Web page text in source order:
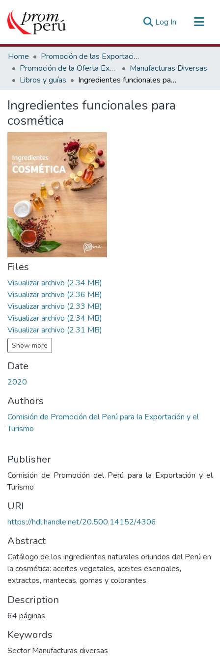
Log In (current)
Communities & Collections
All of DSpace
Statistics
Home
Promoción de las Exportaciones
Promoción de la Oferta Exportable
Manufacturas Diversas
Libros y guías
Ingredientes funcionales para cosmética
Ingredientes funcionales para
cosmética
Files
Visualizar archivo (2.34 MB)
Visualizar archivo (2.36 MB)
Visualizar archivo (2.33 MB)
Visualizar archivo (2.34 MB)
Visualizar archivo (2.31 MB)
Show more
Date
2020
Authors
Comisión de Promoción del Perú para la Exportación y el
Turismo
Publisher
Comisión de Promoción del Perú para la Exportación y el
Turismo
URI
https://hdl.handle.net/20.500.14152/4306
Abstract
Catálogo de los ingredientes naturales oriundos del Perú en
la cosmética: aceites vegetales, aceites esenciales,
extractos, mantecas, gomas y colorantes.
Description
64 páginas
Keywords
Sector Manufacturas diversas